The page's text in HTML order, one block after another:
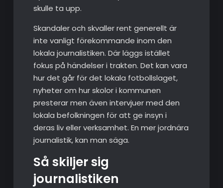
skulle ta upp.
Skandaler och skvaller rent generellt är
inte vanligt förekommande inom den
lokala journalistiken. Där läggs istället
fokus på händelser i trakten. Det kan vara
hur det går för det lokala fotbollslaget,
nyheter om hur skolor i kommunen
presterar men även intervjuer med den
lokala befolkningen för att ge insyn i
deras liv eller verksamhet. En mer jordnära
journalistik, kan man säga.
Så skiljer sig
journalistiken